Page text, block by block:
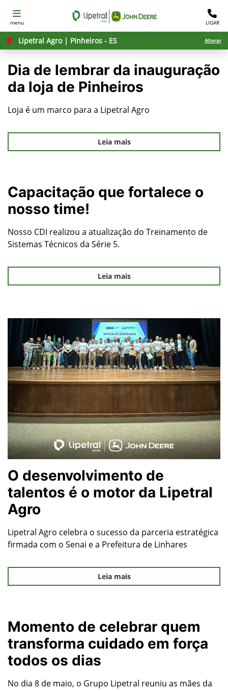
menu LIGAR
Lipetral Agro | Pinheiros - ES Alterar
Dia de lembrar da inauguração
da loja de Pinheiros
Loja é um marco para a Lipetral Agro
Leia mais
Capacitação que fortalece o
nosso time!
Nosso CDI realizou a atualização do Treinamento de
Sistemas Técnicos da Série 5.
Leia mais
O desenvolvimento de
talentos é o motor da Lipetral
Agro
Lipetral Agro celebra o sucesso da parceria estratégica
firmada com o Senai e a Prefeitura de Linhares
Leia mais
Momento de celebrar quem
transforma cuidado em força
todos os dias
No dia 8 de maio, o Grupo Lipetral reuniu as mães da